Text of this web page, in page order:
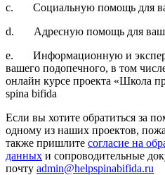
c. Социальную помощь для
d. Адресную помощь для
e. Информационную и
вашего подопечного, в том
онлайн курсе проекта «Школа
spina bifida
Если вы хотите обратиться за
одному из наших проектов,
также пришлите согласие на
данных и сопроводительные
почту admin@helpspinabifida.ru